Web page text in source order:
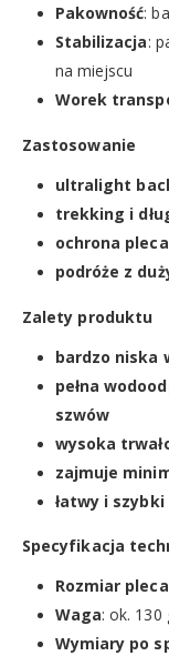
Pakowność:
Stabilizacja:
na miejscu
Worek
Zastosowanie
ultralight
trekking i
ochrona
podróże z
Zalety produktu
bardzo niska
pełna
szwów
wysoka
zajmuje
łatwy i
Specyfikacja
Rozmiar
Waga: ok. 130
Wymiary po